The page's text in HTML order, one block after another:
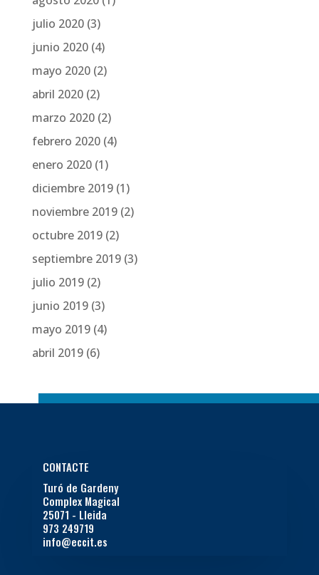
julio 2020(3)
junio 2020(4)
mayo 2020(2)
abril 2020(2)
marzo 2020(2)
febrero 2020(4)
enero 2020(1)
diciembre 2019(1)
noviembre 2019(2)
octubre 2019(2)
septiembre 2019(3)
julio 2019(2)
junio 2019(3)
mayo 2019(4)
abril 2019(6)
CONTACTE
Turó de Gardeny
Complex Magical
25071 - Lleida
973 249719
info@eccit.es